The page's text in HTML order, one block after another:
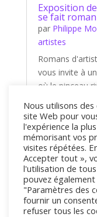
Exposition
se fait
par Philippe
artistes
Romans
vous invite à
où le pinceau
notre
autour d'un
littéraire : «
« Entrées
Nous utilisons
site Web pour
l'expérience la
mémorisant vos
visites répétées.
Accepter tout »,
l'utilisation de
pouvez
"Paramètres des
fournir un
refuser tous les